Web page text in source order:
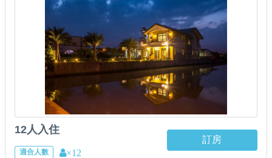
12人入住
適合人數 ×12
訂房